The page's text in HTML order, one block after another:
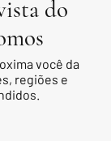
do
você da
regiões e